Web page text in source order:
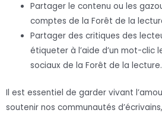
Partager le contenu ou les
comptes de la Forêt de la
Partager des critiques des
étiqueter à l’aide d’un mot-clic
sociaux de la Forêt de la lecture.
Il est essentiel de garder vivant
soutenir nos communautés